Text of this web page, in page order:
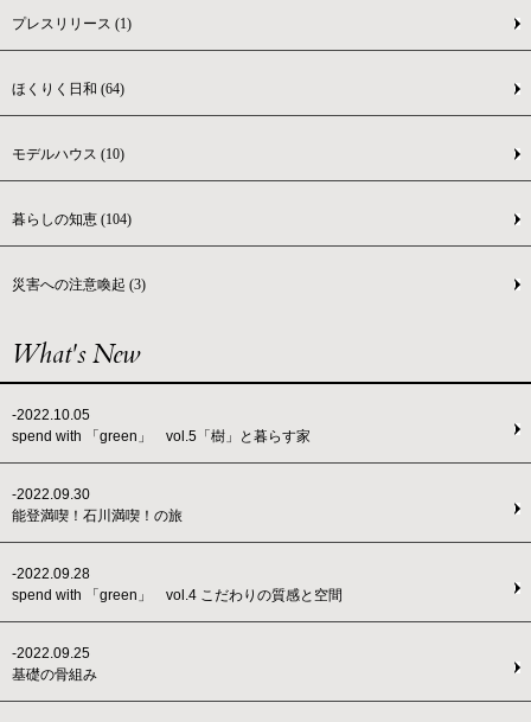
プレスリリース (1)
ほくりく日和 (64)
モデルハウス (10)
暮らしの知恵 (104)
災害への注意喚起 (3)
What's New
-2022.10.05
spend with 「green」 vol.5「樹」と暮らす家
-2022.09.30
能登満喫！石川満喫！の旅
-2022.09.28
spend with 「green」 vol.4 こだわりの質感と空間
-2022.09.25
基礎の骨組み